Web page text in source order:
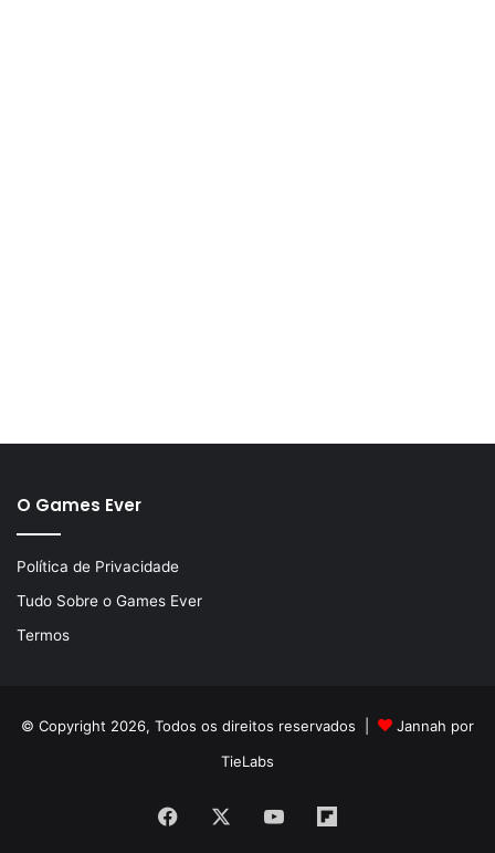
O Games Ever
Política de Privacidade
Tudo Sobre o Games Ever
Termos
© Copyright 2026, Todos os direitos reservados |
Jannah por
TieLabs
Facebook YouTube